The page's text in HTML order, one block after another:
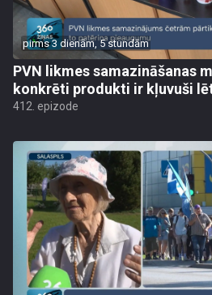
pirms 3 dienām, 5 stundām
PVN likmes samazināšanas
konkrēti produkti ir kļuvuši
412. epizode